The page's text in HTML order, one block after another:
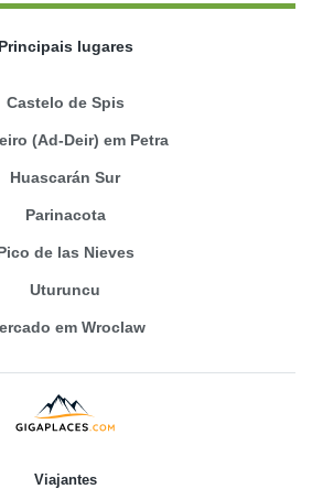
Principais lugares
Castelo de Spis
(Ad-Deir) em Petra
Huascarán Sur
Parinacota
de las Nieves
Uturuncu
em Wroclaw
Viajantes